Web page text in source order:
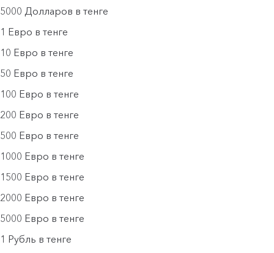
5000 Долларов в тенге
1 Евро в тенге
10 Евро в тенге
50 Евро в тенге
100 Евро в тенге
200 Евро в тенге
500 Евро в тенге
1000 Евро в тенге
1500 Евро в тенге
2000 Евро в тенге
5000 Евро в тенге
1 Рубль в тенге